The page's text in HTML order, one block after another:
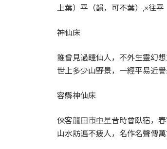
上葉）平（韻，可不葉）,×往平
神仙床
誰曾見過睡仙人，不外生靈幻想
世上多少山野景，一經平易近譽
容縣神仙床
俠客龍田市中星昔時曾臥宿，春
山水訪遍不疲人，名作名聲傳萬